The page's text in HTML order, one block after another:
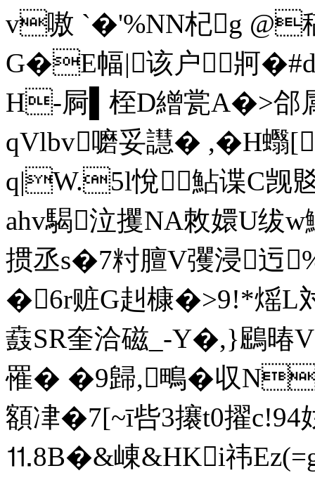
v嗷 `�'%NN杞g @
G�E幅|该户牁
H-屙▌桎D繒瓽A�>郃
qVlbv嚰妥譿� ,� H蠮
q|W.5l悅鮎谍C觊覐
ahv騔泣攫NA敇嬛U绂
掼丞s�7籿膻V彏浸迃
�6r赃G赳槺�>9!*
鼖 SR奎洽磁_-Y�,}鶌
罹� �9歸,鴫�収
額冿�7[~ī呰3攐t0擢
⒒8B�&崠&HKi祎